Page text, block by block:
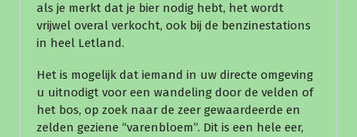
als je merkt dat je bier nodig hebt, het wordt
vrijwel overal verkocht, ook bij de benzinestations
in heel Letland.
Het is mogelijk dat iemand in uw directe omgeving
u uitnodigt voor een wandeling door de velden of
het bos, op zoek naar de zeer gewaardeerde en
zelden geziene “varenbloem”. Dit is een hele eer,